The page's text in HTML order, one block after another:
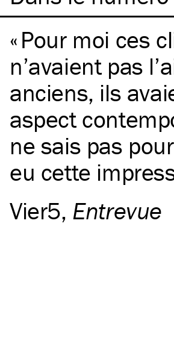
Pour moi ces
n’avaient pas
anciens, ils
aspect
ne sais pas
eu cette
Vier5, Entrevue